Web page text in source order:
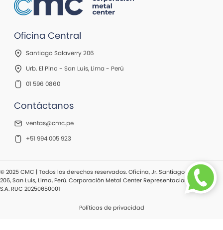
Oficina Central
Santiago Salaverry 206
Urb. El Pino - San Luis, Lima - Perú
01 596 0860
Contáctanos
ventas@cmc.pe
+51 994 005 923
© 2025 CMC | Todos los derechos reservados. Oficina, Jr. Santiago Salaverry
206, San Luis, Lima, Perú. Corporación Metal Center Representaciones Center
S.A. RUC 20250650001
Políticas de privacidad